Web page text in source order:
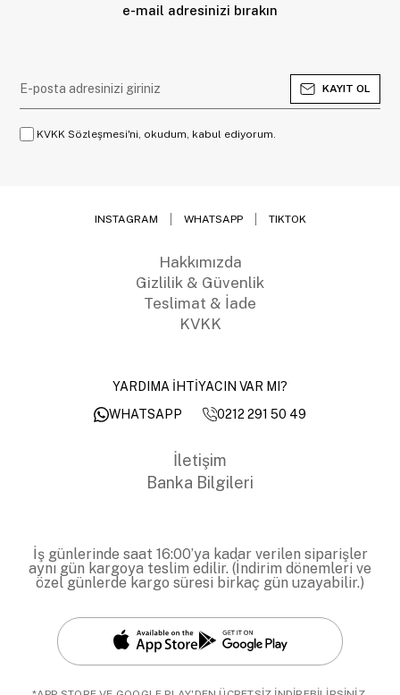
e-mail adresinizi bırakın
KAYIT OL
KVKK Sözleşmesi'ni, okudum, kabul ediyorum.
INSTAGRAM WHATSAPP TIKTOK
Hakkımızda
Gizlilik & Güvenlik
Teslimat & İade
KVKK
YARDIMA İHTİYACIN VAR MI?
WHATSAPP
0212 291 50 49
İletişim
Banka Bilgileri
İş günlerinde saat 16:00’ya kadar verilen siparişler
aynı gün kargoya teslim edilir. (İndirim dönemleri ve
özel günlerde kargo süresi birkaç gün uzayabilir.)